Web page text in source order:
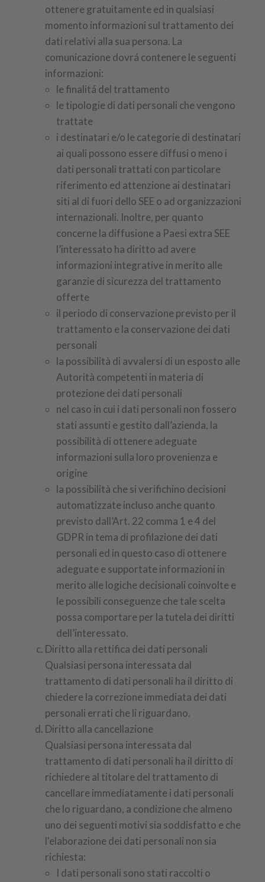
ottenere gratuitamente ed in qualsiasi
momento informazioni sul trattamento dei
dati relativi alla sua persona. La
comunicazione dovrá contenere le seguenti
informazioni:
le finalitá del trattamento
le tipologie di dati personali che vengono
trattate
i destinatari e/o le categorie di destinatari
ai quali possono essere diffusi o meno i
dati personali trattati con particolare
riferimento ed attenzione ai destinatari
siti al di fuori dello SEE o ad organizzazioni
internazionali. Inoltre, per quanto
concerne la diffusione a Paesi extra SEE
l’interessato ha diritto ad avere
informazioni integrative in merito alle
garanzie di sicurezza del trattamento
offerte
il periodo di conservazione previsto per il
trattamento e la conservazione dei dati
personali
la possibilità di avvalersi di un esposto alle
Autorità competenti in materia di
protezione dei dati personali
nel caso in cui i dati personali non fossero
stati assunti e gestito dall’azienda, la
possibilità di ottenere adeguate
informazioni sulla loro provenienza e
origine
la possibilità che si verifichino decisioni
automatizzate incluso anche quanto
previsto dall’Art. 22 comma 1 e 4 del
GDPR in tema di profilazione dei dati
personali ed in questo caso di ottenere
adeguate e supportate informazioni in
merito alle logiche decisionali coinvolte e
le possibili conseguenze che tale scelta
possa comportare per la tutela dei diritti
dell’interessato.
Diritto alla rettifica dei dati personali
Qualsiasi persona interessata dal
trattamento di dati personali ha il diritto di
chiedere la correzione immediata dei dati
personali errati che li riguardano.
Diritto alla cancellazione
Qualsiasi persona interessata dal
trattamento di dati personali ha il diritto di
richiedere al titolare del trattamento di
cancellare immediatamente i dati personali
che lo riguardano, a condizione che almeno
uno dei seguenti motivi sia soddisfatto e che
l'elaborazione dei dati personali non sia
richiesta:
I dati personali sono stati raccolti o